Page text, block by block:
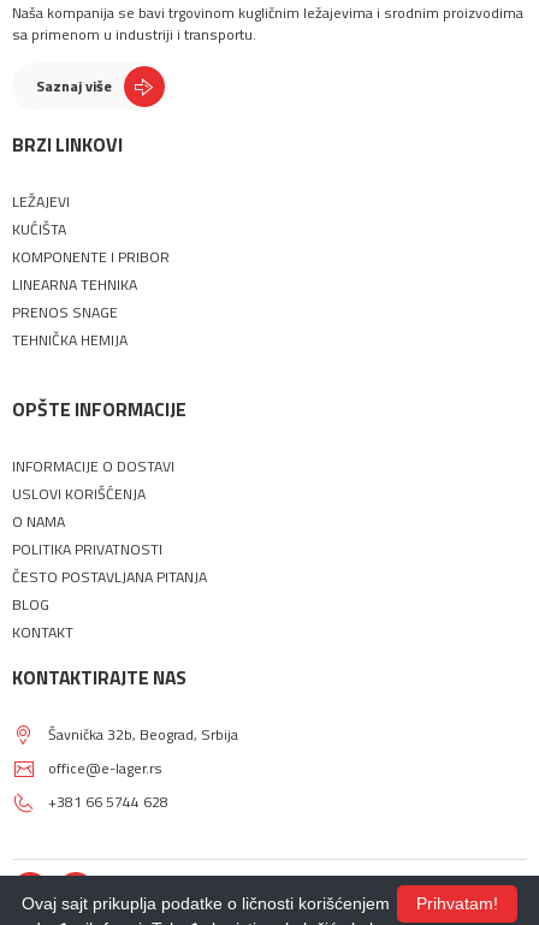
Naša kompanija se bavi trgovinom kugličnim ležajevima i srodnim proizvodima
sa primenom u industriji i transportu.
Saznaj više
BRZI LINKOVI
LEŽAJEVI
KUĆIŠTA
KOMPONENTE I PRIBOR
LINEARNA TEHNIKA
PRENOS SNAGE
TEHNIČKA HEMIJA
OPŠTE INFORMACIJE
INFORMACIJE O DOSTAVI
USLOVI KORIŠĆENJA
O NAMA
POLITIKA PRIVATNOSTI
ČESTO POSTAVLJANA PITANJA
BLOG
KONTAKT
KONTAKTIRAJTE NAS
Šavnička 32b, Beograd, Srbija
office@e-lager.rs
+381 66 5744 628
Prihvatam!
Ovaj sajt prikuplja podatke o ličnosti korišćenjem